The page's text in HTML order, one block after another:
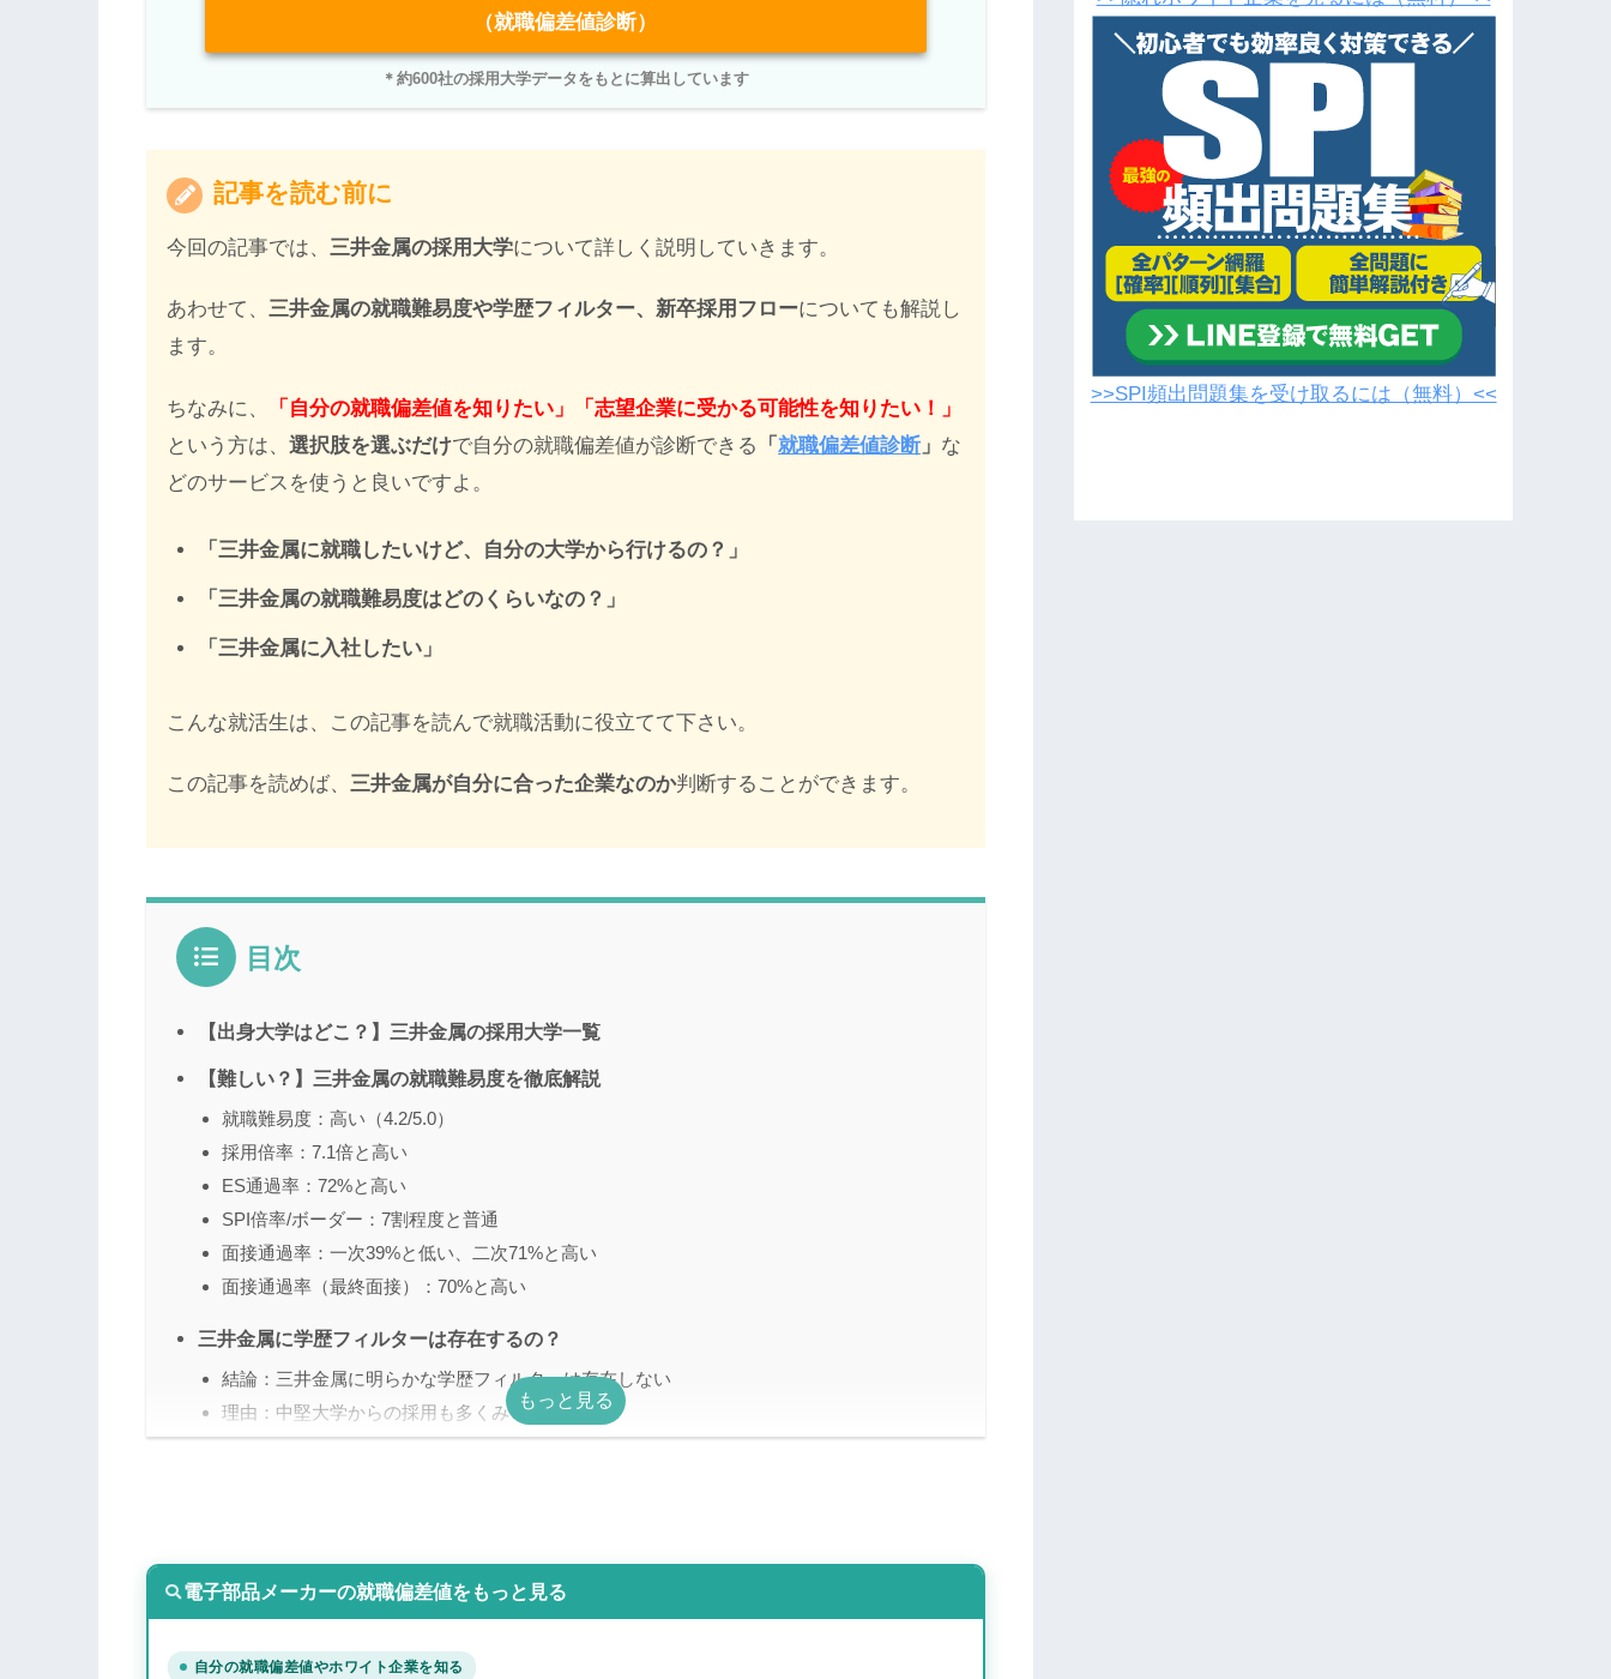
（就職偏差値診断）
＊約600社の採用大学データをもとに算出しています
記事を読む前に
今回の記事では、 三井金属の採用大学について詳しく説明していきます。
あわせて、三井金属の就職難易度や学歴フィルター、新卒採用フローについても解説し
ます。
ちなみに、
「自分の就職偏差値を知りたい」「志望企業に受かる可能性を知りたい！」
という方は、選択肢を選ぶだけで自分の就職偏差値が診断できる 「就職偏差値診断 」 な
どのサービスを使うと良いですよ。
「三井金属に就職したいけど、自分の大学から行けるの？」
「三井金属の就職難易度はどのくらいなの？」
「三井金属に入社したい」
こんな就活生は、この記事を読んで就職活動に役立てて下さい。
この記事を読めば、三井金属が自分に合った企業なのか判断することができます。
目次
【出身大学はどこ？】三井金属の採用大学一覧
【難しい？】三井金属の就職難易度を徹底解説
就職難易度：高い（4.2/5.0）
採用倍率：7.1倍と高い
ES通過率：72%と高い
SPI倍率/ボーダー：7割程度と普通
面接通過率：一次39%と低い、二次71%と高い
面接通過率（最終面接）：70%と高い
三井金属に学歴フィルターは存在するの？
結論：三井金属に明らかな学歴フィルターは存在しない
理由：中堅大学からの採用も多くみられるから
フロー④：二次面接（役員4～5名、40分）
フロー⑥：内定（1月以降）
電子部品メーカーの就職偏差値をもっと見る
自分の就職偏差値やホワイト企業を知る
>>SPI頻出問題集を受け取るには（無料）<<